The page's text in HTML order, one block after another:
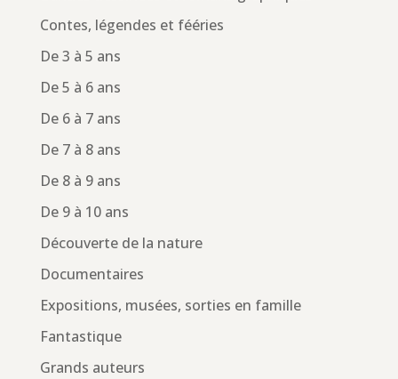
Contes, légendes et fééries
De 3 à 5 ans
De 5 à 6 ans
De 6 à 7 ans
De 7 à 8 ans
De 8 à 9 ans
De 9 à 10 ans
Découverte de la nature
Documentaires
Expositions, musées, sorties en famille
Fantastique
Grands auteurs